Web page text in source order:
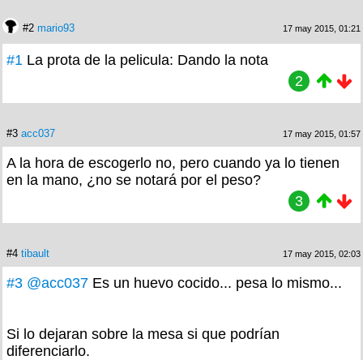
#2 mario93 17 may 2015, 01:21
#1 La prota de la pelicula: Dando la nota
2
#3 acc037 17 may 2015, 01:57
A la hora de escogerlo no, pero cuando ya lo tienen
en la mano, ¿no se notará por el peso?
3
#4 tibault 17 may 2015, 02:03
#3 @acc037 Es un huevo cocido... pesa lo mismo...
Si lo dejaran sobre la mesa si que podrían
diferenciarlo.